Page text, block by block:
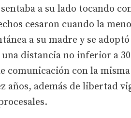
a su lado tocando
cesaron cuando la
a su madre y se
una distancia no inferior a
comunicación con la
años, además de libertad